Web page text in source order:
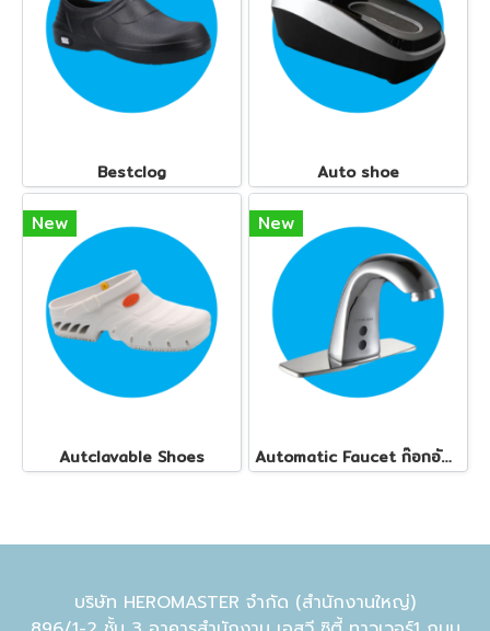
Bestclog Auto shoe
New
Autclavable Shoes
New
Automatic Faucet ก๊อกอัตโนมัติ ทุกรุ่น
บริษัท HEROMASTER จำกัด (สำนักงานใหญ่)